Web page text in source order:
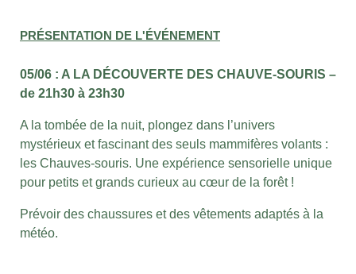
PRÉSENTATION DE L'ÉVÉNEMENT
05/06 : A LA DÉCOUVERTE DES CHAUVE-SOURIS –
de 21h30 à 23h30
A la tombée de la nuit, plongez dans l’univers
mystérieux et fascinant des seuls mammifères volants :
les Chauves-souris. Une expérience sensorielle unique
pour petits et grands curieux au cœur de la forêt !
Prévoir des chaussures et des vêtements adaptés à la
météo.